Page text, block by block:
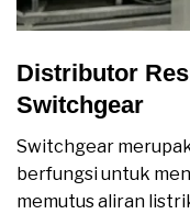
Distributor
Switchgear
Switchgear
berfungsi untuk
memutus aliran